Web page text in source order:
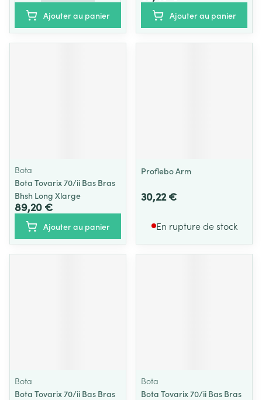
Ajouter au panier Ajouter au panier
Bota
Bota Tovarix 70/ii Bas Bras
Bhsh Long Xlarge
89,20 €
Ajouter au panier
Proflebo Arm
30,22 €
En rupture de stock
Bota
Bota Tovarix 70/ii Bas Bras
Bota
Bota Tovarix 70/ii Bas Bras